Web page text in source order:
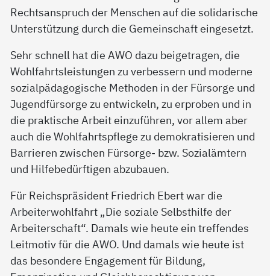
Rechtsanspruch der Menschen auf die solidarische
Unterstützung durch die Gemeinschaft eingesetzt.
Sehr schnell hat die AWO dazu beigetragen, die
Wohlfahrtsleistungen zu verbessern und moderne
sozialpädagogische Methoden in der Fürsorge und
Jugendfürsorge zu entwickeln, zu erproben und in
die praktische Arbeit einzuführen, vor allem aber
auch die Wohlfahrtspflege zu demokratisieren und
Barrieren zwischen Fürsorge- bzw. Sozialämtern
und Hilfebedürftigen abzubauen.
Für Reichspräsident Friedrich Ebert war die
Arbeiterwohlfahrt „Die soziale Selbsthilfe der
Arbeiterschaft“. Damals wie heute ein treffendes
Leitmotiv für die AWO. Und damals wie heute ist
das besondere Engagement für Bildung,